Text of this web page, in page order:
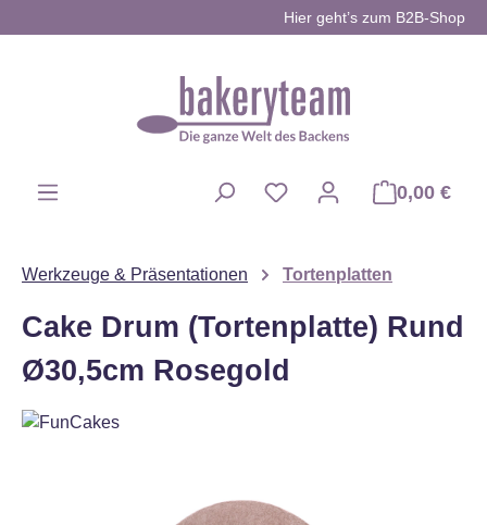
Hier geht’s zum B2B-Shop
0,00 €
Werkzeuge & Präsentationen Tortenplatten
Cake Drum (Tortenplatte) Rund
Ø30,5cm Rosegold